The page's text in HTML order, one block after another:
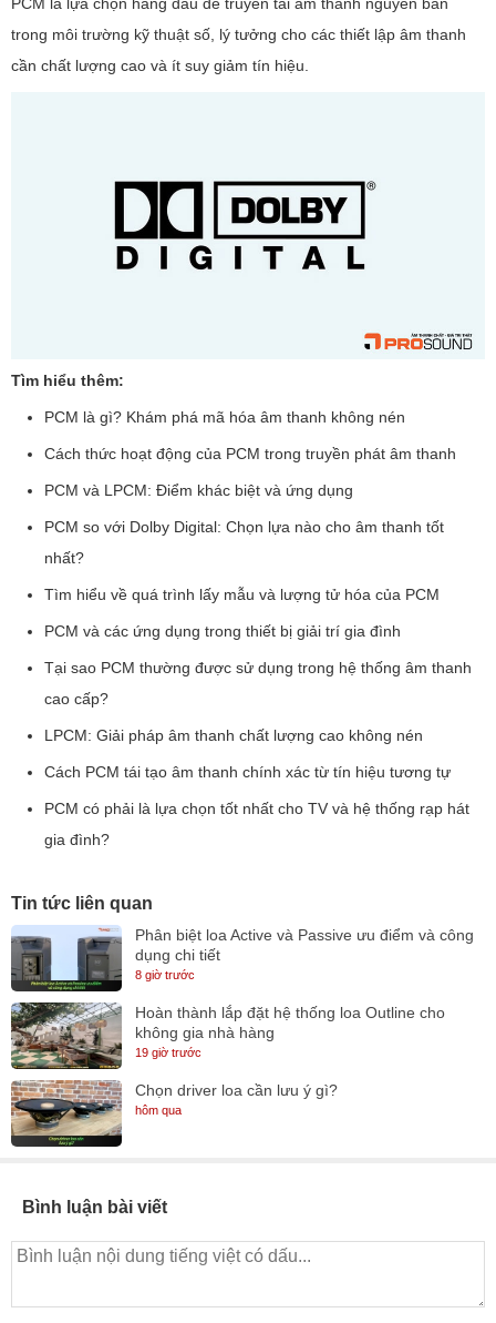
trong môi trường kỹ thuật số, lý tưởng cho các thiết lập âm thanh
cần chất lượng cao và ít suy giảm tín hiệu.
Tìm hiểu thêm:
PCM là gì? Khám phá mã hóa âm thanh không nén
Cách thức hoạt động của PCM trong truyền phát âm thanh
PCM và LPCM: Điểm khác biệt và ứng dụng
PCM so với Dolby Digital: Chọn lựa nào cho âm thanh tốt
nhất?
Tìm hiểu về quá trình lấy mẫu và lượng tử hóa của PCM
PCM và các ứng dụng trong thiết bị giải trí gia đình
Tại sao PCM thường được sử dụng trong hệ thống âm thanh
cao cấp?
LPCM: Giải pháp âm thanh chất lượng cao không nén
Cách PCM tái tạo âm thanh chính xác từ tín hiệu tương tự
PCM có phải là lựa chọn tốt nhất cho TV và hệ thống rạp hát
gia đình?
Tin tức liên quan
Phân biệt loa Active và Passive ưu điểm và công
dụng chi tiết
8 giờ trước
Hoàn thành lắp đặt hệ thống loa Outline cho
không gia nhà hàng
19 giờ trước
Chọn driver loa cần lưu ý gì?
hôm qua
Bình luận bài viết